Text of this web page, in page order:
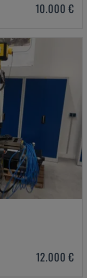
10.000 €
12.000 €